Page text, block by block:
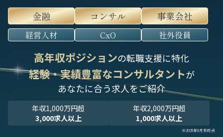
金融
コンサル 事業会社
経営人材 CxO 社外役員
高年収ポジションの転職支援に特化
経験・実績豊富なコンサルタントが
あなたに合う求人をご紹介
年収1,000万円超
3,000求人以上
年収2,000万円超
1,000求人以上
※2025年9月末時点